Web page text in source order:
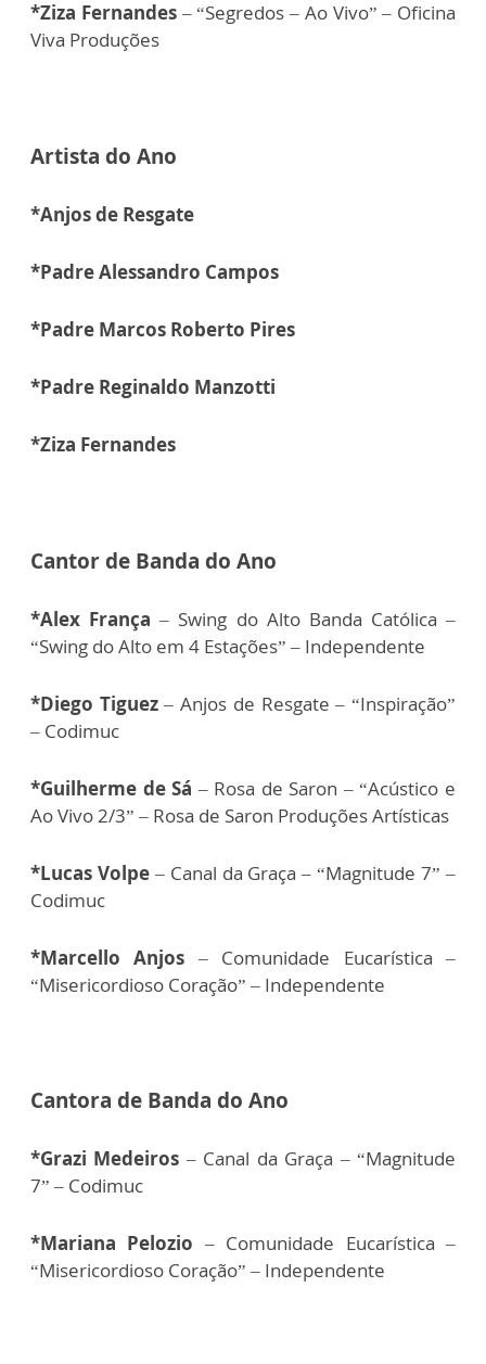
*Ziza Fernandes– “Segredos – Ao Vivo” – Oficina
Viva Produções
Artista do Ano
*Anjos de Resgate
*Padre Alessandro Campos
*Padre Marcos Roberto Pires
*Padre Reginaldo Manzotti
*Ziza Fernandes
Cantor de Banda do Ano
*Alex França – Swing do Alto Banda Católica –
“Swing do Alto em 4 Estações” – Independente
*Diego Tiguez– Anjos de Resgate – “Inspiração”
– Codimuc
*Guilherme de Sá – Rosa de Saron – “Acústico e
Ao Vivo 2/3” – Rosa de Saron Produções Artísticas
*Lucas Volpe– Canal da Graça – “Magnitude 7” –
Codimuc
*Marcello Anjos – Comunidade Eucarística –
“Misericordioso Coração” – Independente
Cantora de Banda do Ano
*Grazi Medeiros – Canal da Graça – “Magnitude
7” – Codimuc
*Mariana Pelozio – Comunidade Eucarística –
“Misericordioso Coração” – Independente